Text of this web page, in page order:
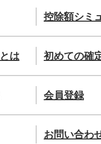
控除額シミ
は 初めての確
会員登録
お問い合わ